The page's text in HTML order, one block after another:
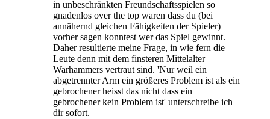
in unbeschränkten Freundschaftsspielen so
gnadenlos over the top waren dass du (bei
annähernd gleichen Fähigkeiten der Spieler)
vorher sagen konntest wer das Spiel gewinnt.
Daher resultierte meine Frage, in wie fern die
Leute denn mit dem finsteren Mittelalter
Warhammers vertraut sind. 'Nur weil ein
abgetrennter Arm ein größeres Problem ist als ein
gebrochener heisst das nicht dass ein
gebrochener kein Problem ist' unterschreibe ich
dir sofort.